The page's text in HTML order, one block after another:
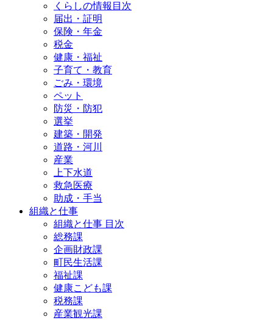
くらしの情報目次
届出・証明
保険・年金
税金
健康・福祉
子育て・教育
ごみ・環境
ペット
防災・防犯
選挙
建築・開発
道路・河川
産業
上下水道
救急医療
助成・手当
組織と仕事
組織と仕事 目次
総務課
企画財政課
町民生活課
福祉課
健康こども課
税務課
産業観光課